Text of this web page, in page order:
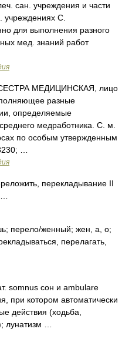
сан. учреждения и части
учреждениях С.
для выполнения разного
мед. знаний работ
МЕДИЦИНСКАЯ, лицо
разные
определяемые
медработника. С. м.
по особым утвержденным
…
перекладывание II
перело/женный; жен, а, о;
перелагать,
somnus сон и ambulare
при котором автоматически
действия (ходьба,
лунатизм …